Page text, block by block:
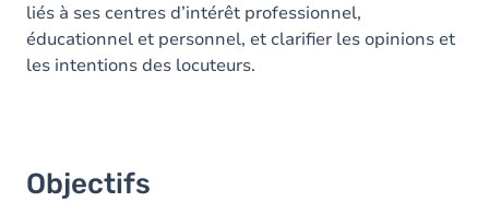
liés à ses centres d’intérêt professionnel,
éducationnel et personnel, et clarifier les opinions et
les intentions des locuteurs.
Objectifs